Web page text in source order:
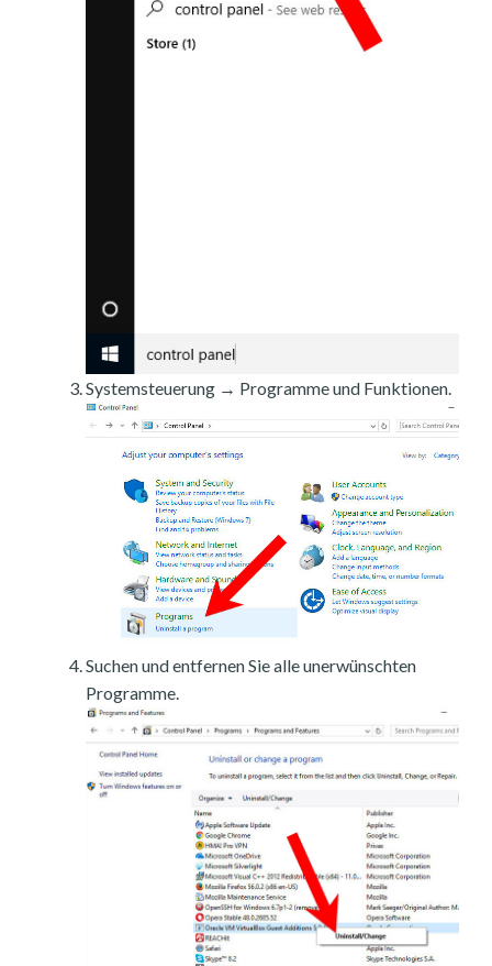
Systemsteuerung → Programme und Funktionen.
Suchen und entfernen Sie alle unerwünschten
Programme.